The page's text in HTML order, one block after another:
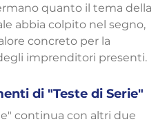
quanto il tema della
abbia colpito nel segno,
concreto per la
imprenditori presenti.
di "Teste di Serie"
continua con altri due